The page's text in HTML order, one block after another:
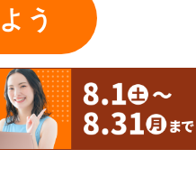
う